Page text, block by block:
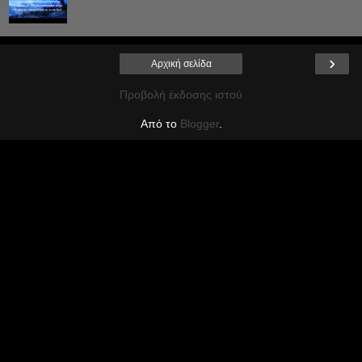
›
Αρχική σελίδα
Προβολή έκδοσης ιστού
Από το Blogger.